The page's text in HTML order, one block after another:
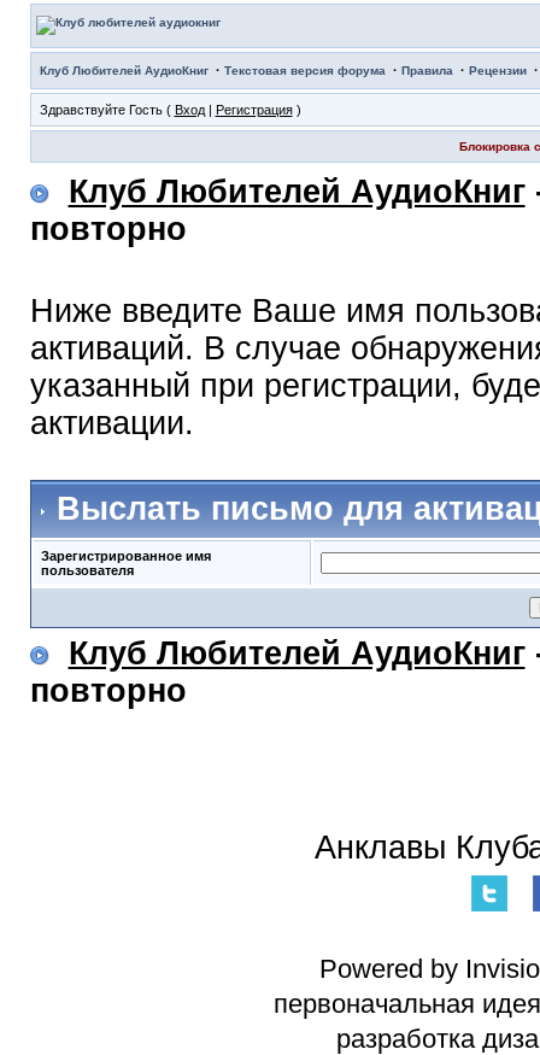
Клуб Любителей АудиоКниг· Текстовая версия форума · Правила · Рецензии
Здравствуйте Гость ( Вход| Регистрация)
Блокировка
Клуб Любителей АудиоКниг
повторно
Ниже введите Ваше имя
активаций. В случае
указанный при регистрации,
активации.
Выслать письмо для
Зарегистрированное имя
пользователя
Клуб Любителей АудиоКниг
повторно
Анклавы
Powered by
первоначальная
разработка